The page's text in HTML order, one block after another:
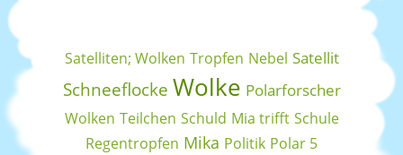
Satelliten; Wolken Tropfen Nebel Satellit
Schneeflocke Wolke Polarforscher
Wolken Teilchen Schuld Mia trifft Schule
Regentropfen Mika Politik Polar 5